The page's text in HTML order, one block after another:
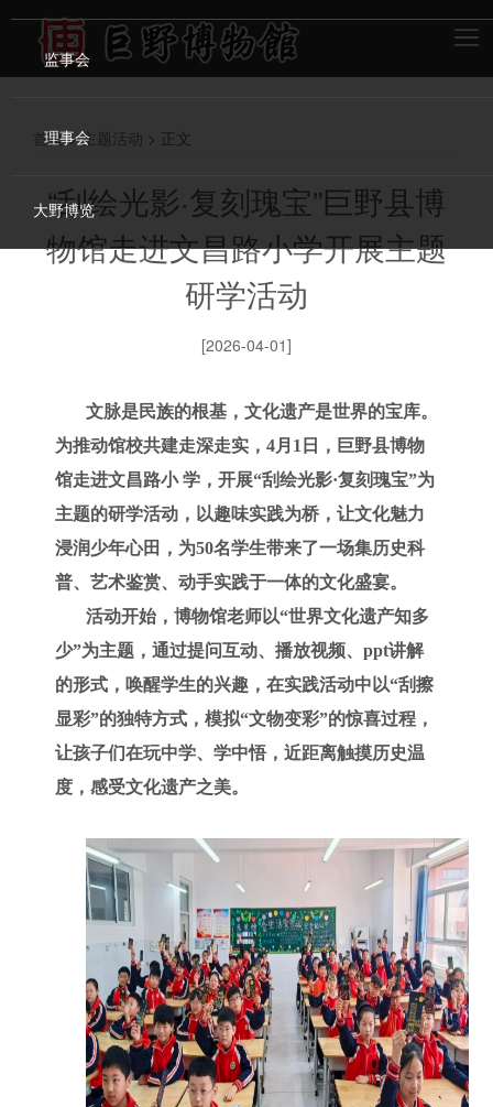
监事会
理事会
大野博览
首页>主题活动 > 正文
“刮绘光影·复刻瑰宝”巨野县博
物馆走进文昌路小学开展主题
研学活动
[2026-04-01]
文脉是民族的根基，文化遗产是世界的宝库。
为推动馆校共建走深走实，4月1日，巨野县博物
馆走进文昌路小 学，开展“刮绘光影·复刻瑰宝”为
主题的研学活动，以趣味实践为桥，让文化魅力
浸润少年心田，为50名学生带来了一场集历史科
普、艺术鉴赏、动手实践于一体的文化盛宴。
活动开始，博物馆老师以“世界文化遗产知多
少”为主题，通过提问互动、播放视频、ppt讲解
的形式，唤醒学生的兴趣，在实践活动中以“刮擦
显彩”的独特方式，模拟“文物变彩”的惊喜过程，
让孩子们在玩中学、学中悟，近距离触摸历史温
度，感受文化遗产之美。